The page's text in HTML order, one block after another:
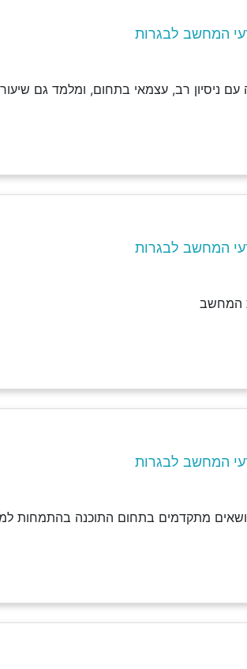
המחשב לבגרות
ניסיון רב, עצמאי בתחום, ומלמד גם
המחשב לבגרות
המחשב
המחשב לבגרות
נושאים מתקדמים בתחום התוכנה בהתמחות